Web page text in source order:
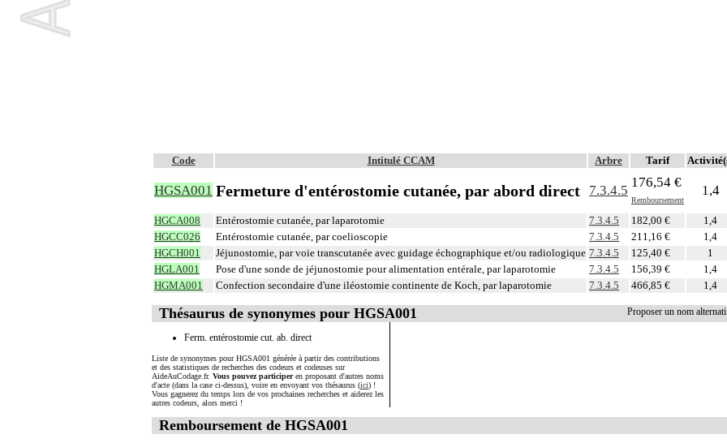
Code Intitulé CCAM Arbre Tarif
HGSA001 Fermeture d'entérostomie cutanée, par abord direct 7.3.4.5
176,54 €
Remboursement
1,4
HGCA008 Entérostomie cutanée, par laparotomie 7.3.4.5 182,00 € 1,4
HGCC026 Entérostomie cutanée, par coelioscopie 7.3.4.5 211,16 € 1,4
HGCH001 Jéjunostomie, par voie transcutanée avec guidage échographique et/ou radiologique 7.3.4.5 125,40 € 1
HGLA001 Pose d'une sonde de jéjunostomie pour alimentation entérale, par laparotomie 7.3.4.5 156,39 € 1,4
HGMA001 Confection secondaire d'une iléostomie continente de Koch, par laparotomie 7.3.4.5 466,85 € 1,4
Proposer un nom
Thésaurus de synonymes pour HGSA001
Ferm. entérostomie cut. ab. direct
Liste de synonymes pour HGSA001 générée à partir des contributions
et des statistiques de recherches des codeurs et codeuses sur
AideAuCodage.fr. Vous pouvez participeren proposant d'autres noms
d'acte (dans la case ci-dessus), voire en envoyant vos thésaurus (ici) !
Vous gagnerez du temps lors de vos prochaines recherches et aiderez les
autres codeurs, alors merci !
Remboursement de HGSA001